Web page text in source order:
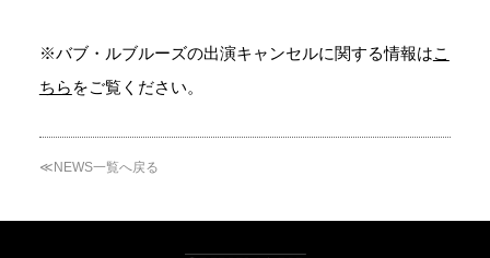
※バブ・ルブルーズの出演キャンセルに関する情報はこ
ちら をご覧ください。
≪NEWS一覧へ戻る